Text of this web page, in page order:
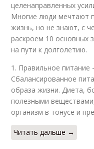
целенаправленных
Многие люди мечтают
жизнь, но не знают, с
раскроем 10 основных
на пути к долголетию.
1. Правильное питание
Сбалансированное
образа жизни. Диета,
полезными
организм в тонусе и
Читать дальше →